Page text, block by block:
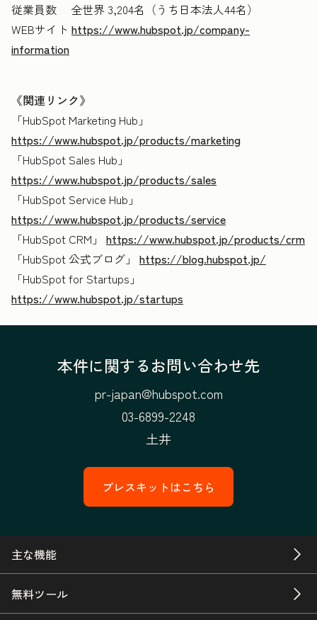
従業員数 全世界 3,204名（うち日本法人44名）
WEBサイト https://www.hubspot.jp/company-
information
《関連リンク》
「HubSpot Marketing Hub」
https://www.hubspot.jp/products/marketing
「HubSpot Sales Hub」
https://www.hubspot.jp/products/sales
「HubSpot Service Hub」
https://www.hubspot.jp/products/service
「HubSpot CRM」 https://www.hubspot.jp/products/crm
「HubSpot 公式ブログ」 https://blog.hubspot.jp/
「HubSpot for Startups」
https://www.hubspot.jp/startups
本件に関するお問い合わせ先
pr-japan@hubspot.com
03-6899-2248
土井
プレスキットはこちら
主な機能
無料ツール